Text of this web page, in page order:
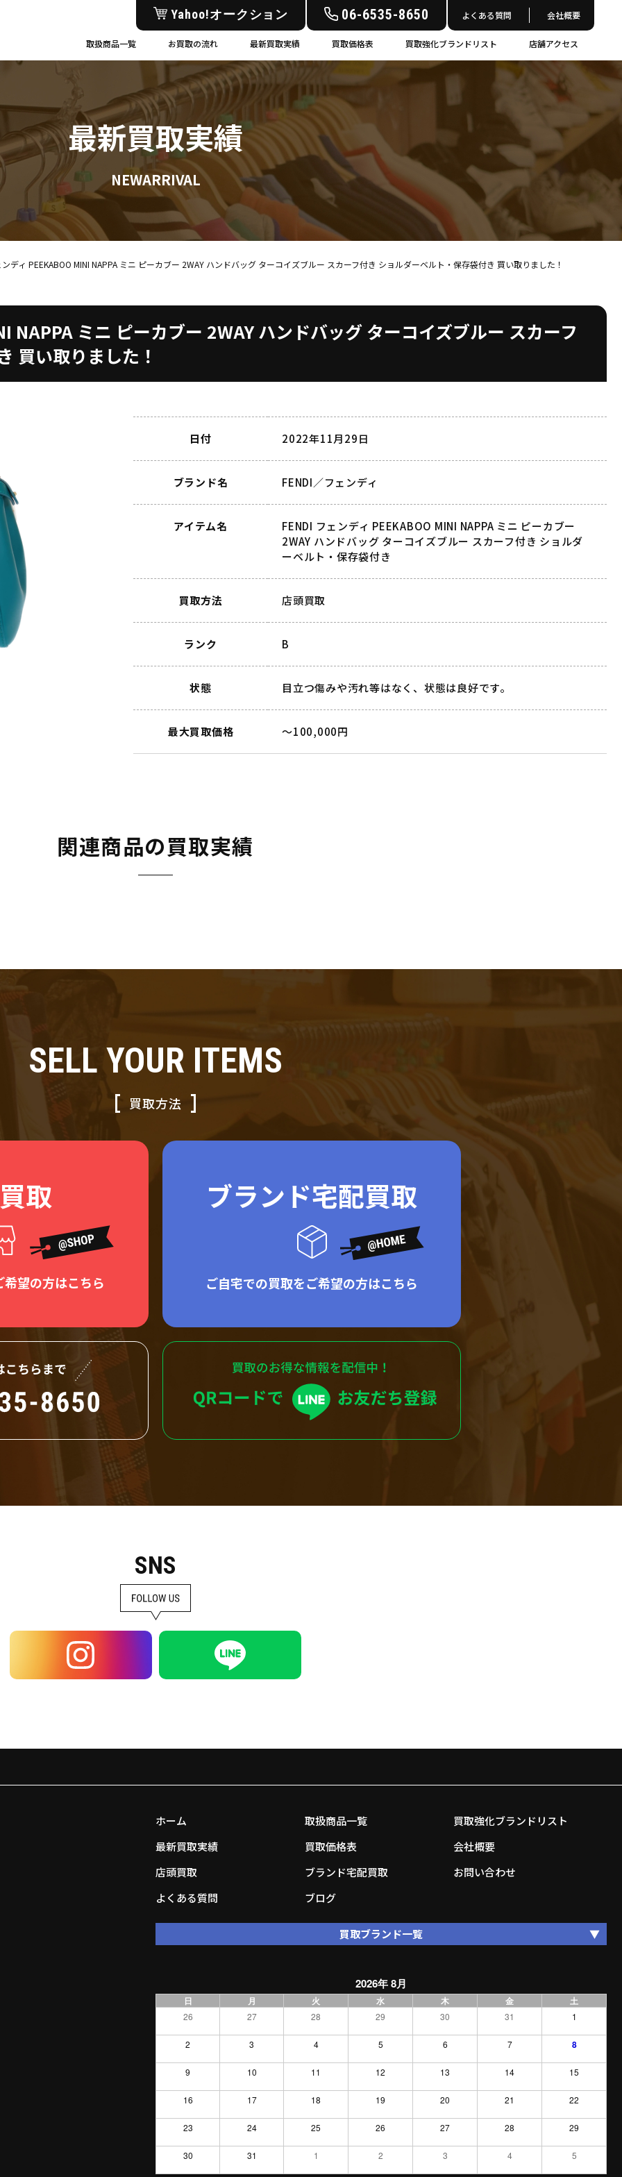
Yahoo!オークション 06-6535-8650 よくある質問 会社概要
取扱商品一覧 お買取の流れ 最新買取実績 買取価格表 買取強化ブランドリスト 店舗アクセス
最新買取実績
NEWARRIVAL
ンディ PEEKABOO MINI NAPPA ミニ ピーカブー 2WAY ハンドバッグ ターコイズブルー スカーフ付き ショルダーベルト・保存袋付き 買い取りました！
NAPPA ミニ ピーカブー 2WAY ハンドバッグ ターコイズブルー スカーフ
買い取りました！
日付 2022年11月29日
ブランド名 FENDI／フェンディ
アイテム名
FENDI フェンディ PEEKABOO MINI NAPPA ミニ ピーカブー
2WAY ハンドバッグ ターコイズブルー スカーフ付き ショルダ
ーベルト・保存袋付き
買取方法 店頭買取
ランク B
状態 目立つ傷みや汚れ等はなく、状態は良好です。
最大買取価格 ～100,000円
関連商品の買取実績
SELL YOUR ITEMS
買取方法
取
望の方はこちら
ブランド宅配買取
ご自宅での買取をご希望の方はこちら
SNS
ホーム
最新買取実績
店頭買取
よくある質問
取扱商品一覧
買取価格表
ブランド宅配買取
ブログ
買取強化ブランドリスト
会社概要
お問い合わせ
買取ブランド一覧
2026年 8月
日 月 火 水 木 金 土
26 27 28 29 30 31 1
2 3 4 5 6 7 8
9 10 11 12 13 14 15
16 17 18 19 20 21 22
23 24 25 26 27 28 29
30 31 1 2 3 4 5